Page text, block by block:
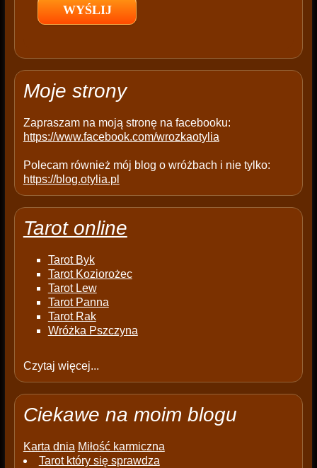
e
p
y
Moje strony
Zapraszam na moją stronę na facebooku:
https://www.facebook.com/wrozkaotylia
Polecam również mój blog o wróżbach i nie tylko:
https://blog.otylia.pl
Tarot online
Tarot Byk
Tarot Koziorożec
Tarot Lew
Tarot Panna
Tarot Rak
Wróżka Pszczyna
Czytaj więcej...
Ciekawe na moim blogu
Karta dnia Miłość karmiczna
Tarot który się sprawdza